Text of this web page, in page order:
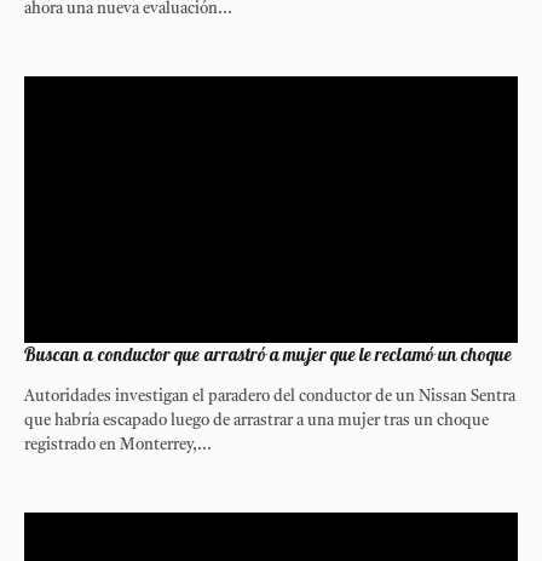
ahora una nueva evaluación...
Buscan a conductor que arrastró a mujer que le reclamó un choque
Autoridades investigan el paradero del conductor de un Nissan Sentra
que habría escapado luego de arrastrar a una mujer tras un choque
registrado en Monterrey,...